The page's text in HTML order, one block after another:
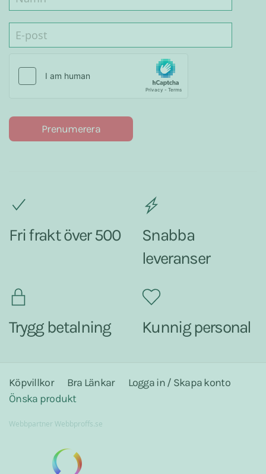
Prenumerera
Fri frakt över 500
Snabba
leveranser
Trygg betalning Kunnig personal
Köpvillkor Bra Länkar
Logga in / Skapa konto
Önska produkt
Webbpartner Webbproffs.se